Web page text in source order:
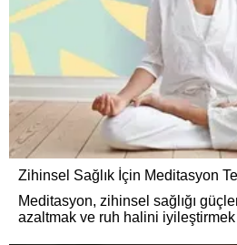
Zihinsel Sağlık İçin Meditasyon
Meditasyon, zihinsel sağlığı
azaltmak ve ruh halini